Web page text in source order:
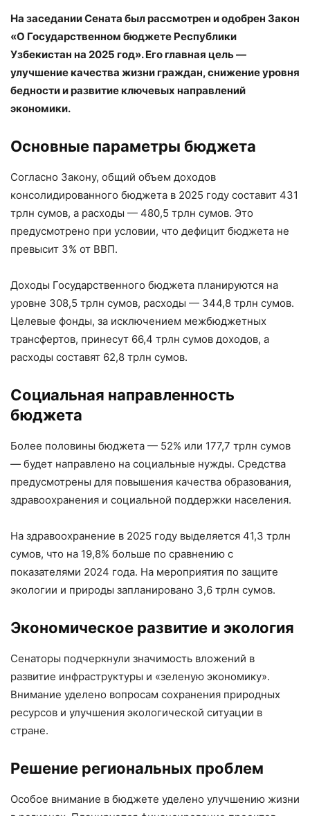
На заседании Сената был рассмотрен и одобрен Закон
«О Государственном бюджете Республики
Узбекистан на 2025 год». Его главная цель —
улучшение качества жизни граждан, снижение уровня
бедности и развитие ключевых направлений
экономики.
Основные параметры бюджета
Согласно Закону, общий объем доходов
консолидированного бюджета в 2025 году составит 431
трлн сумов, а расходы — 480,5 трлн сумов. Это
предусмотрено при условии, что дефицит бюджета не
превысит 3% от ВВП.
Доходы Государственного бюджета планируются на
уровне 308,5 трлн сумов, расходы — 344,8 трлн сумов.
Целевые фонды, за исключением межбюджетных
трансфертов, принесут 66,4 трлн сумов доходов, а
расходы составят 62,8 трлн сумов.
Социальная направленность
бюджета
Более половины бюджета — 52% или 177,7 трлн сумов
— будет направлено на социальные нужды. Средства
предусмотрены для повышения качества образования,
здравоохранения и социальной поддержки населения.
На здравоохранение в 2025 году выделяется 41,3 трлн
сумов, что на 19,8% больше по сравнению с
показателями 2024 года. На мероприятия по защите
экологии и природы запланировано 3,6 трлн сумов.
Экономическое развитие и экология
Сенаторы подчеркнули значимость вложений в
развитие инфраструктуры и «зеленую экономику».
Внимание уделено вопросам сохранения природных
ресурсов и улучшения экологической ситуации в
стране.
Решение региональных проблем
Особое внимание в бюджете уделено улучшению жизни